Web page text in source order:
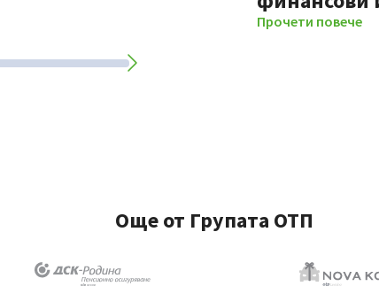
Прочети повече
Още от Групата ОТП